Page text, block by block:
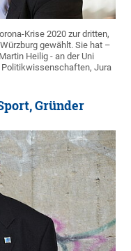
Krise 2020 zur dritten,
gewählt. Sie hat –
Heilig - an der Uni
Politikwissenschaften, Jura
Gründer